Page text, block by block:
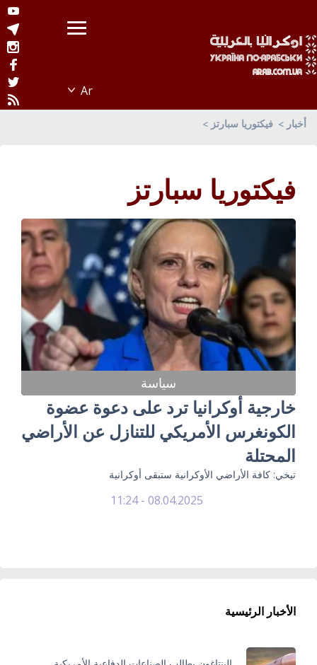
أخبار فيكتوريا سبارتز
فيكتوريا سبارتز
سياسة
خارجية أوكرانيا ترد على دعوة عضوة
الكونغرس الأمريكي للتنازل عن الأراضي
المحتلة
تيخي: كافة الأراضي الأوكرانية ستبقى أوكرانية
08.04.2025 - 11:24
الأخبار الرئيسية